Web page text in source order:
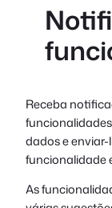
Receba
dados e
funcionalidade
As